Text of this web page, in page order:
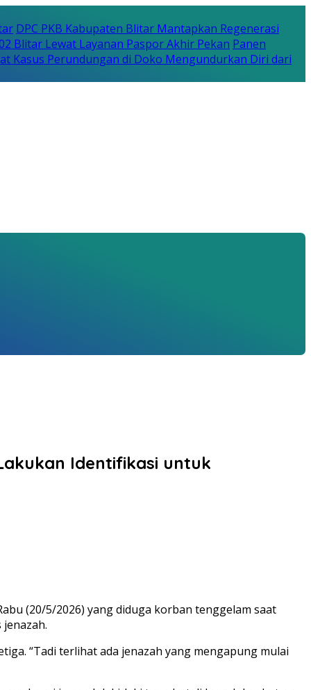
DPC PKB Kabupaten Blitar Mantapkan Regenerasi
Blitar Lewat Layanan Paspor Akhir Pekan Panen
Kasus Perundungan di Doko Mengundurkan Diri dari
Identifikasi untuk
(20/5/2026) yang diduga korban tenggelam saat
“Tadi terlihat ada jenazah yang mengapung mulai